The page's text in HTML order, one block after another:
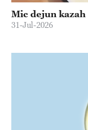
Mic dejun kazah
31-Jul-2026